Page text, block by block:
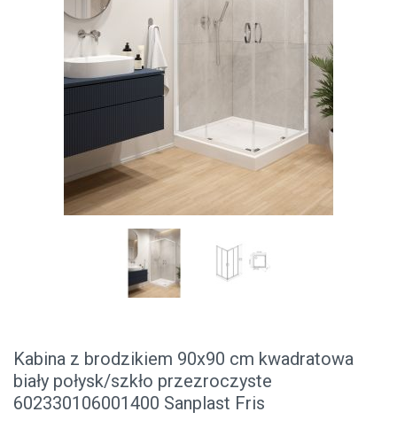
Kabina z brodzikiem 90x90 cm kwadratowa
biały połysk/szkło przezroczyste
602330106001400 Sanplast Fris